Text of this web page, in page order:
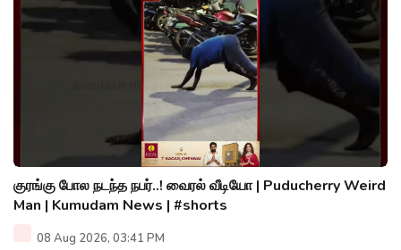
குரங்கு போல நடந்த நபர்..! வைரல் வீடியோ | Puducherry Weird
Man | Kumudam News | #shorts
08 Aug 2026, 03:41 PM